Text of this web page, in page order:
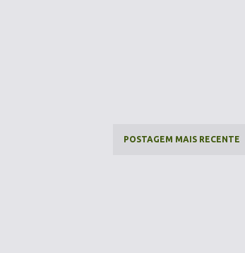
POSTAGEM MAIS RECENTE